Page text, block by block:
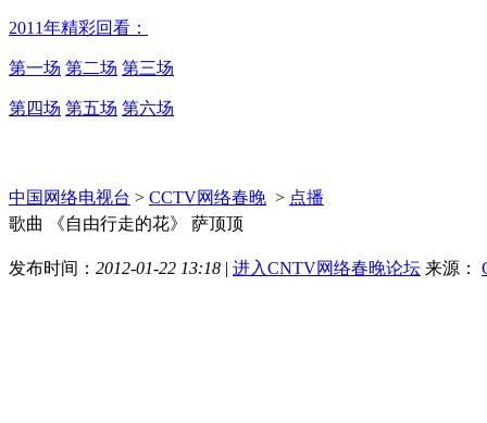
2011年精彩回看：
第一场 第二场 第三场
第四场 第五场 第六场
中国网络电视台 > CCTV网络春晚 > 点播
歌曲 《自由行走的花》 萨顶顶
发布时间： 2012-01-22 13:18 | 进入CNTV网络春晚论坛 来源：